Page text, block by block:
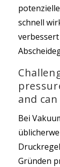
schnell
and
Bei
Gründen